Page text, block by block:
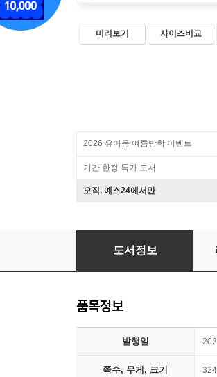
미리보기 사이즈비교
2026 유아동 여름방학 이벤트
기간 한정 특가 도서
오직, 예스24에서만
까칠하고 공격적인 우리아
도서정보
품목정보
발행일
쪽수, 무게, 크기